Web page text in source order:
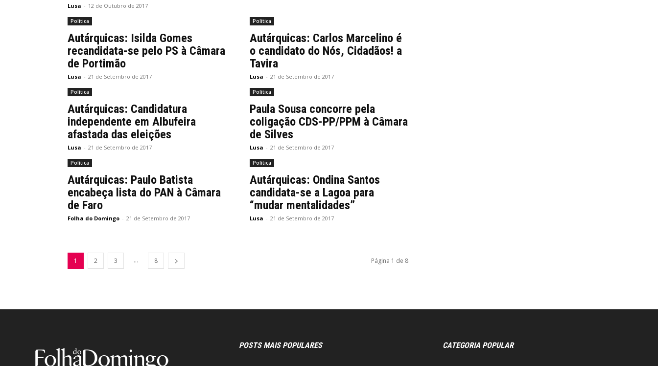
Lusa - 12 de Outubro de 2017
Política
Autárquicas: Isilda Gomes
recandidata-se pelo PS à Câmara
de Portimão
Lusa - 21 de Setembro de 2017
Política
Autárquicas: Carlos Marcelino é
o candidato do Nós, Cidadãos! a
Tavira
Lusa - 21 de Setembro de 2017
Política
Autárquicas: Candidatura
independente em Albufeira
afastada das eleições
Lusa - 21 de Setembro de 2017
Política
Paula Sousa concorre pela
coligação CDS-PP/PPM à Câmara
de Silves
Lusa - 21 de Setembro de 2017
Política
Autárquicas: Paulo Batista
encabeça lista do PAN à Câmara
de Faro
Folha do Domingo - 21 de Setembro de 2017
Política
Autárquicas: Ondina Santos
candidata-se a Lagoa para
“mudar mentalidades”
Lusa - 21 de Setembro de 2017
1 2 3 ... 8 Página 1 de 8
POSTS MAIS POPULARES CATEGORIA POPULAR